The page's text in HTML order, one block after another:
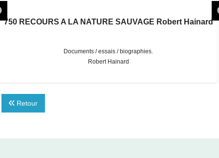
750 RECOURS A LA NATURE SAUVAGE Robert Hainard
Documents / essais / biographies.
Robert Hainard
Retour